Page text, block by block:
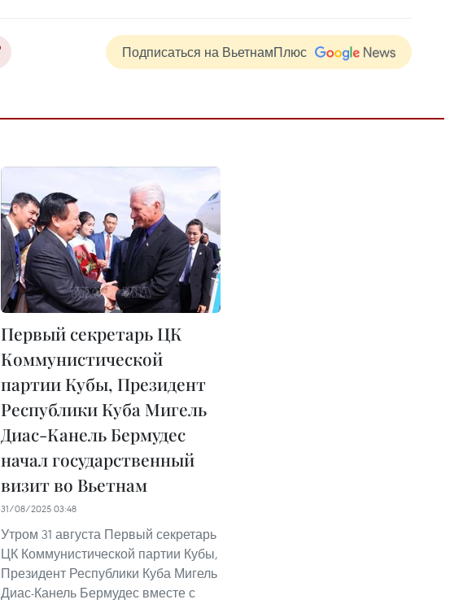
Подписаться на ВьетнамПлюс
Первый секретарь ЦК
Коммунистической
партии Кубы, Президент
Республики Куба Мигель
Диас-Канель Бермудес
начал государственный
визит во Вьетнам
31/08/2025 03:48
Утром 31 августа Первый секретарь
ЦК Коммунистической партии Кубы,
Президент Республики Куба Мигель
Диас-Канель Бермудес вместе с